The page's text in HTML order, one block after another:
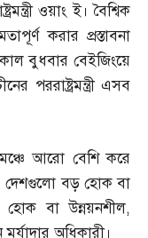
ওয়াং ই। বৈশ্বিক
করার প্রস্তাবনা
বুধবার বেইজিংয়ে
পররাষ্ট্রমন্ত্রী এসব
আরো বেশি করে
দেশগুলো বড় হোক বা
হোক বা উন্নয়নশীল,
অধিকারী।